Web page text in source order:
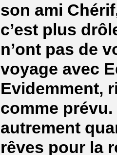
son ami
c’est plus
n’ont pas de
voyage avec
Evidemment,
comme
autrement
rêves pour la